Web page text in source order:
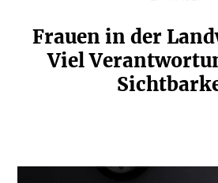
Frauen in der
Viel